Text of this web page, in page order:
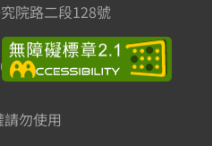
院路二段128號
3301 傳真：(02)2785-
請勿使用